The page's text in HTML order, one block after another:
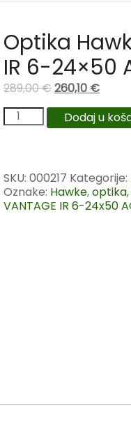
Optika
IR 6-24×50
289,00€260,10 €
Dodaj u
SKU: 000217 Kategorije:
Oznake: Hawke,optika,
VANTAGE IR 6-24x50